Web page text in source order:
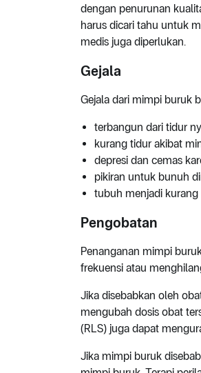
dengan penurunan
harus dicari tahu untuk
medis juga diperlukan.
Gejala
Gejala dari mimpi buruk
terbangun dari tidur
kurang tidur akibat
depresi dan cemas
pikiran untuk bunuh
tubuh menjadi
Pengobatan
Penanganan mimpi
frekuensi atau
Jika disebabkan oleh
mengubah dosis obat
(RLS) juga dapat
Jika mimpi buruk